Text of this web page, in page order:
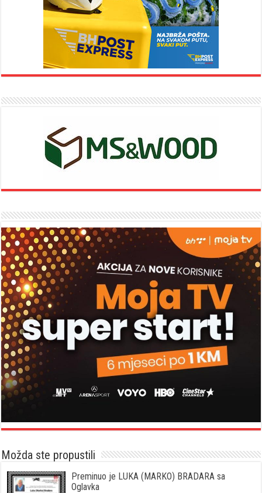
Možda ste propustili
Preminuo je LUKA (MARKO) BRADARA sa
Oglavka